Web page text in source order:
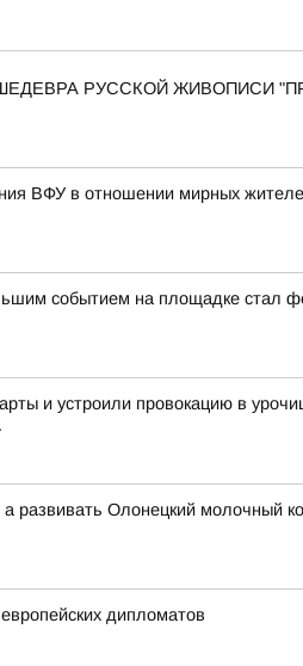
ШЕДЕВРА РУССКОЙ ЖИВОПИСИ
ВФУ в отношении мирных
событием на площадке стал
и устроили провокацию в
развивать Олонецкий молочный
дипломатов